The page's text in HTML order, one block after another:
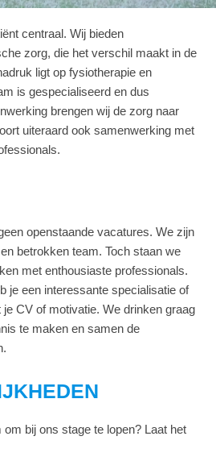
centraal. Wij bieden
zorg, die het verschil maakt in de
ligt op fysiotherapie en
is gespecialiseerd en dus
brengen wij de zorg naar
uiteraard ook samenwerking met
openstaande vacatures. We zijn
betrokken team. Toch staan we
met enthousiaste professionals.
je een interessante specialisatie of
CV of motivatie. We drinken graag
te maken en samen de
om bij ons stage te lopen? Laat het